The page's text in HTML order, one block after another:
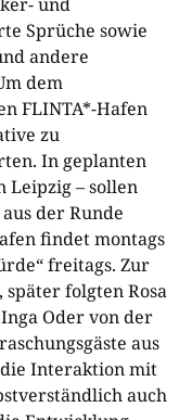
Sprüche sowie
andere
dem
FLINTA*-Hafen
zu
In geplanten
Leipzig – sollen
der Runde
findet montags
freitags. Zur
folgten Rosa
Oder von der
aus
Interaktion mit
auch